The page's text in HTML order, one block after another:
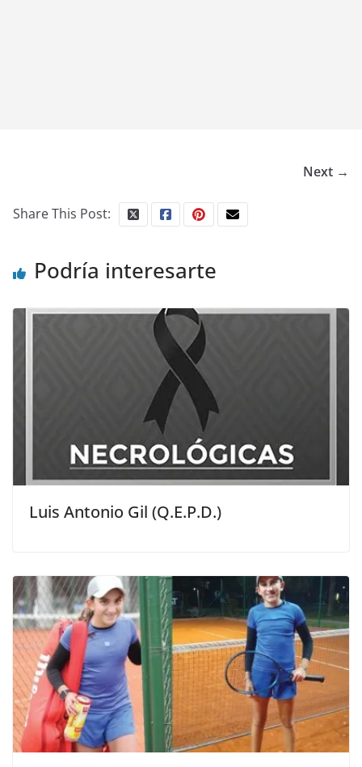
Next →
Share This Post:
Podría interesarte
Luis Antonio Gil (Q.E.P.D.)